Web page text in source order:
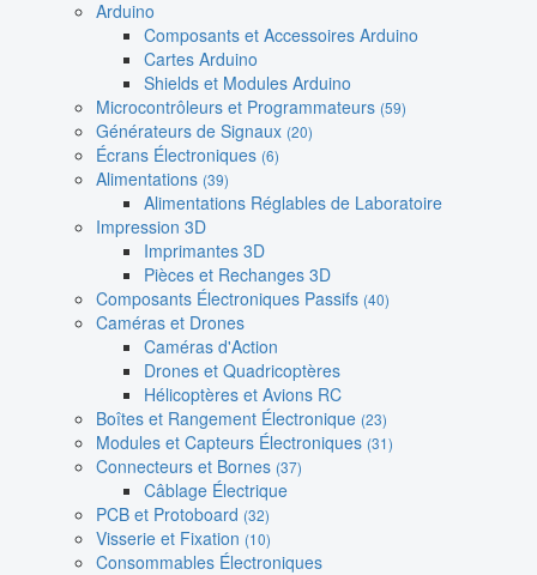
Arduino
Composants et Accessoires Arduino
Cartes Arduino
Shields et Modules Arduino
Microcontrôleurs et Programmateurs (59)
Générateurs de Signaux (20)
Écrans Électroniques (6)
Alimentations (39)
Alimentations Réglables de Laboratoire
Impression 3D
Imprimantes 3D
Pièces et Rechanges 3D
Composants Électroniques Passifs (40)
Caméras et Drones
Caméras d'Action
Drones et Quadricoptères
Hélicoptères et Avions RC
Boîtes et Rangement Électronique (23)
Modules et Capteurs Électroniques (31)
Connecteurs et Bornes (37)
Câblage Électrique
PCB et Protoboard (32)
Visserie et Fixation (10)
Consommables Électroniques